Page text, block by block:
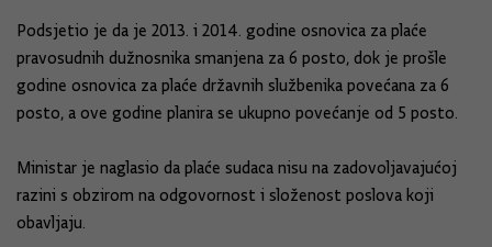
Podsjetio je da je 2013. i 2014. godine osnovica za plaće
pravosudnih dužnosnika smanjena za 6 posto, dok je prošle
godine osnovica za plaće državnih službenika povećana za 6
posto, a ove godine planira se ukupno povećanje od 5 posto.
Ministar je naglasio da plaće sudaca nisu na zadovoljavajućoj
razini s obzirom na odgovornost i složenost poslova koji
obavljaju.